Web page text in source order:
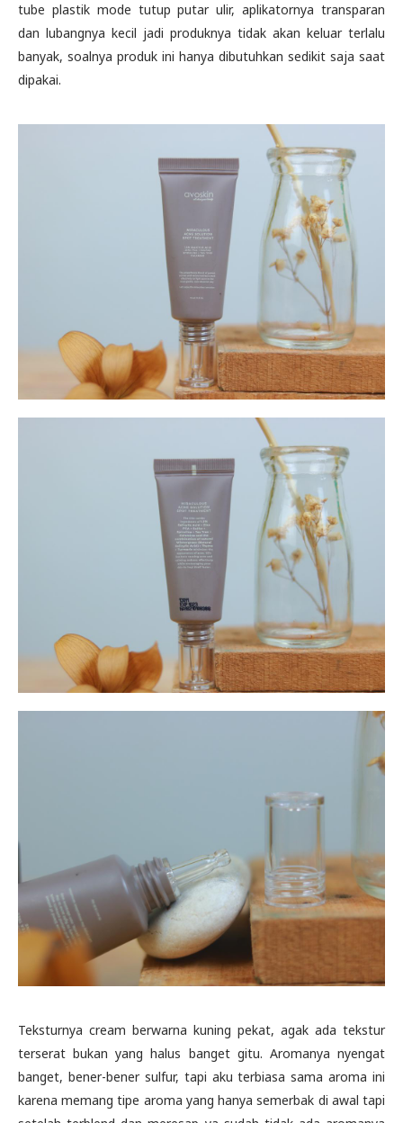
tube plastik mode tutup putar ulir, aplikatornya transparan
dan lubangnya kecil jadi produknya tidak akan keluar terlalu
banyak, soalnya produk ini hanya dibutuhkan sedikit saja saat
dipakai.
Teksturnya cream berwarna kuning pekat, agak ada tekstur
terserat bukan yang halus banget gitu. Aromanya nyengat
banget, bener-bener sulfur, tapi aku terbiasa sama aroma ini
karena memang tipe aroma yang hanya semerbak di awal tapi